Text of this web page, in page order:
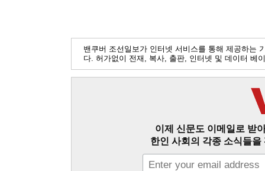
밴쿠버 조선일보가 인터넷 서비스를 통해 제공하는
다. 허가없이 전재, 복사, 출판, 인터넷 및 데이터 베
이제 신문도 이메일로 받
한인 사회의 각종 소식들